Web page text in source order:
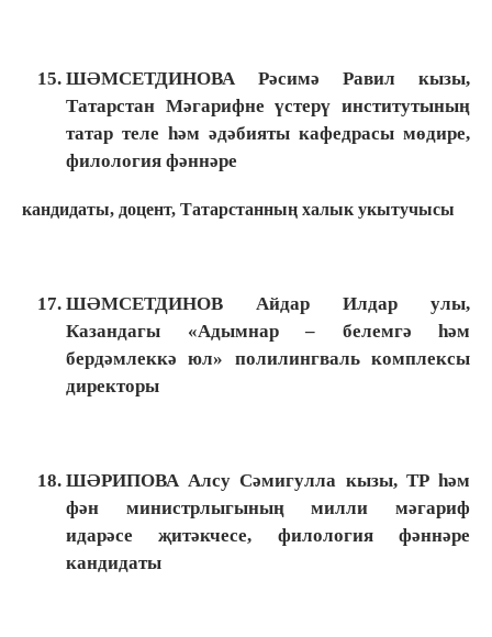
ШӘМСЕТДИНОВА Рәсимә Равил кызы,
Татарстан Мәгарифне үстерү институтының
татар теле һәм әдәбияты кафедрасы мөдире,
филология фәннәре
кандидаты, доцент, Татарстанның халык укытучысы
ШӘМСЕТДИНОВ Айдар Илдар улы,
Казандагы «Адымнар – белемгә һәм
бердәмлеккә юл» полилингваль комплексы
директоры
ШӘРИПОВА Алсу Сәмигулла кызы, ТР һәм
фән министрлыгының милли мәгариф
идарәсе җитәкчесе, филология фәннәре
кандидаты